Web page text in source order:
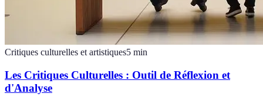
Critiques culturelles et artistiques5 min
Les Critiques Culturelles : Outil de Réflexion et
d'Analyse